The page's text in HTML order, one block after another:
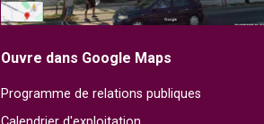
Ouvre dans Google Maps
Programme de relations publiques